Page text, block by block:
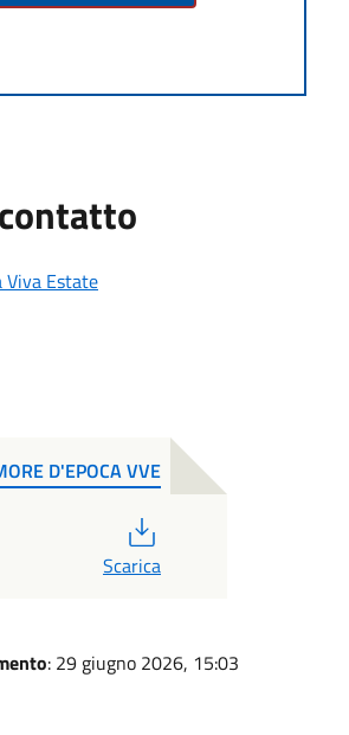
Viva Estate
D'EPOCA VVE
Scarica
: 29 giugno 2026, 15:03